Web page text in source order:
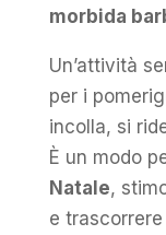
morbida
Un’attività
per i
incolla, si
È un modo
Natale,
e